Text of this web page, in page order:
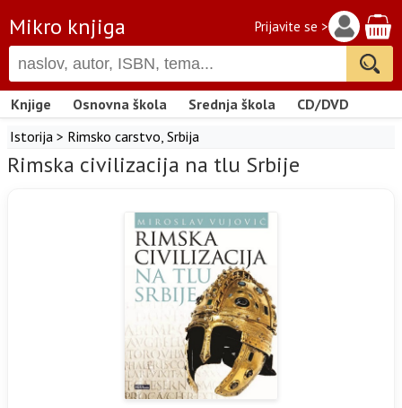
Mikro knjiga Prijavite se >
Knjige Osnovna škola Srednja škola
CD/DVD
Istorija > Rimsko carstvo, Srbija
Rimska civilizacija na tlu Srbije